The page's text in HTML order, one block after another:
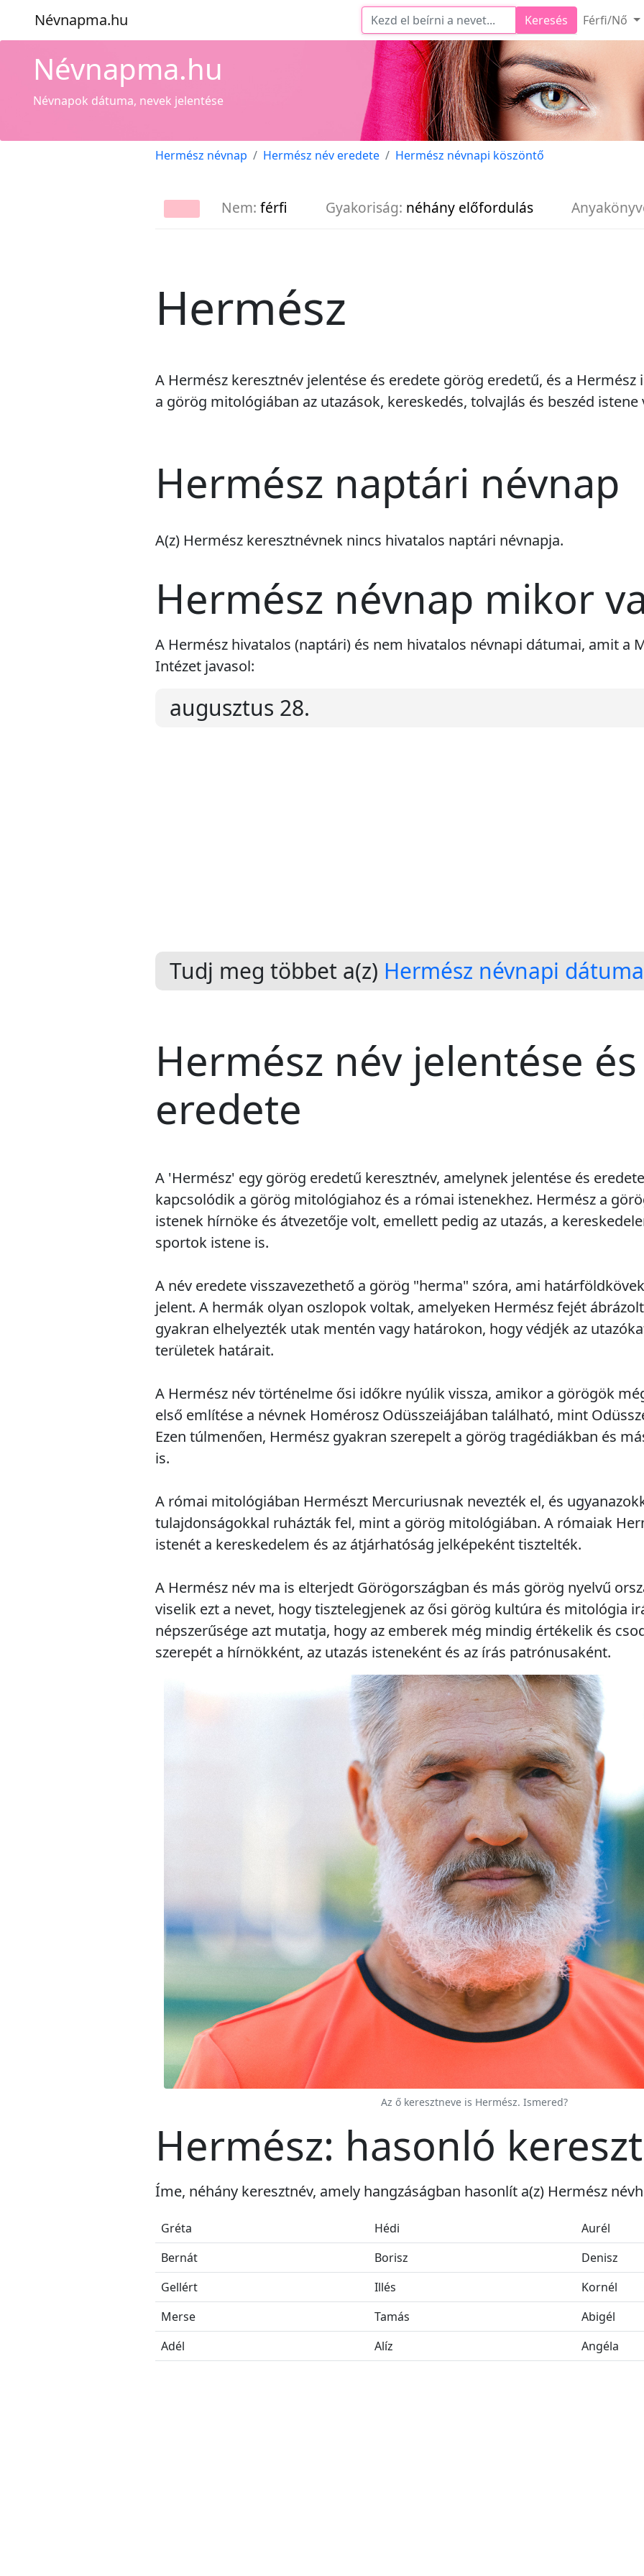
Névnapma.hu Keresés Férfi/Nő
Névnapma.hu
Névnapok dátuma, nevek jelentése
Hermész névnap Hermész név eredete Hermész névnapi köszöntő
Nem: férfi Gyakoriság: néhány előfordulás
Hermész
A Hermész keresztnév jelentése és eredete görög eredetű, és a
a görög mitológiában az utazások, kereskedés, tolvajlás és beszéd istene
Hermész naptári névnap
A(z) Hermész keresztnévnek nincs hivatalos naptári névnapja.
Hermész névnap mikor
A Hermész hivatalos (naptári) és nem hivatalos névnapi dátumai, amit a
Intézet javasol:
augusztus 28.
Tudj meg többet a(z) Hermész névnapi
Hermész név jelentése és
eredete
A 'Hermész' egy görög eredetű keresztnév, amelynek jelentése és
kapcsolódik a görög mitológiahoz és a római istenekhez. Hermész a
istenek hírnöke és átvezetője volt, emellett pedig az utazás, a
sportok istene is.
A név eredete visszavezethető a görög "herma" szóra, ami
jelent. A hermák olyan oszlopok voltak, amelyeken Hermész fejét
gyakran elhelyezték utak mentén vagy határokon, hogy védjék az
területek határait.
A Hermész név történelme ősi időkre nyúlik vissza, amikor a görögök
első említése a névnek Homérosz Odüsszeiájában található, mint
Ezen túlmenően, Hermész gyakran szerepelt a görög tragédiákban és
is.
A római mitológiában Hermészt Mercuriusnak nevezték el, és
tulajdonságokkal ruházták fel, mint a görög mitológiában. A rómaiak
istenét a kereskedelem és az átjárhatóság jelképeként tisztelték.
A Hermész név ma is elterjedt Görögországban és más görög nyelvű
viselik ezt a nevet, hogy tisztelegjenek az ősi görög kultúra és mitológia
népszerűsége azt mutatja, hogy az emberek még mindig értékelik és
szerepét a hírnökként, az utazás isteneként és az írás patrónusaként.
Az ő keresztneve is Hermész. Ismered?
Hermész: hasonló
Íme, néhány keresztnév, amely hangzáságban hasonlít a(z) Hermész
Gréta Hédi
Aurél
Bernát
Borisz
Denisz
Gellért
Illés
Kornél
Merse
Tamás
Abigél
Adél
Alíz Angéla